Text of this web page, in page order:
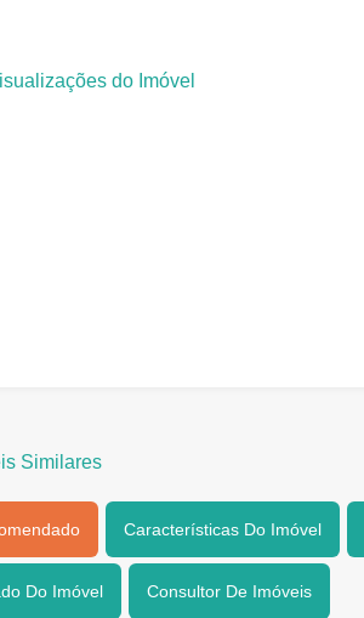
do Imóvel
Similares
Características Do Imóvel
Do Imóvel Consultor De Imóveis